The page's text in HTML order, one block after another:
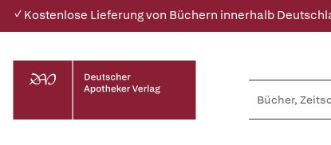
✓ Kostenlose Lieferung von Büchern innerhalb